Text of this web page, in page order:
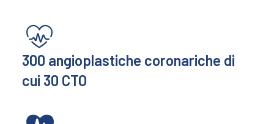
300 angioplastiche coronariche di
cui 30 CTO